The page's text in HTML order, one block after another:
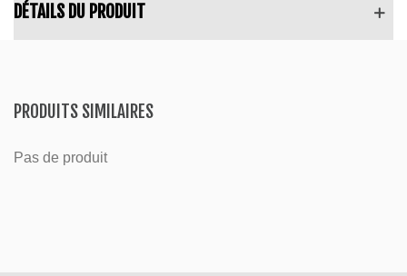
DÉTAILS DU PRODUIT
PRODUITS SIMILAIRES
Pas de produit